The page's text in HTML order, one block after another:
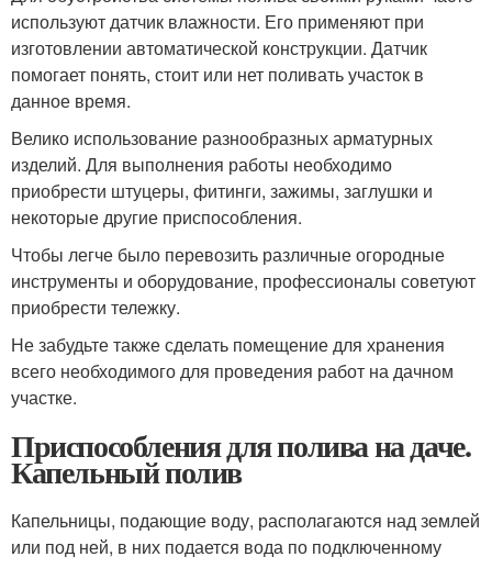
используют датчик влажности. Его применяют при
изготовлении автоматической конструкции. Датчик
помогает понять, стоит или нет поливать участок в
данное время.
Велико использование разнообразных арматурных
изделий. Для выполнения работы необходимо
приобрести штуцеры, фитинги, зажимы, заглушки и
некоторые другие приспособления.
Чтобы легче было перевозить различные огородные
инструменты и оборудование, профессионалы советуют
приобрести тележку.
Не забудьте также сделать помещение для хранения
всего необходимого для проведения работ на дачном
участке.
Приспособления для полива на даче.
Капельный полив
Капельницы, подающие воду, располагаются над землей
или под ней, в них подается вода по подключенному